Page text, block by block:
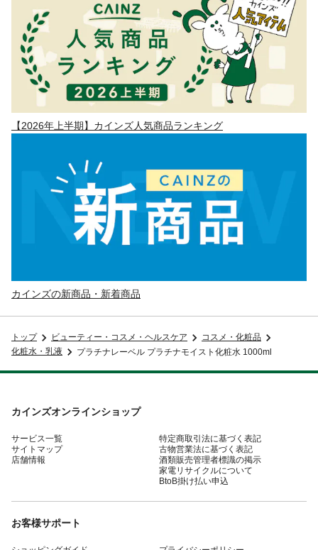
【2026年上半期】カインズ人気商品ランキング
カインズの新商品・新着商品
トップ ビューティー・コスメ・ヘルスケア
コスメ・化粧品
化粧水・乳液
プラチナレーベル プラチナモイスト化粧水 1000ml
カインズオンラインショップ
サービス一覧
サイトマップ
店舗情報
特定商取引法に基づく表記
古物営業法に基づく表記
酒類販売管理者標識の掲示
家電リサイクルについて
BtoB掛け払い申込
お客様サポート